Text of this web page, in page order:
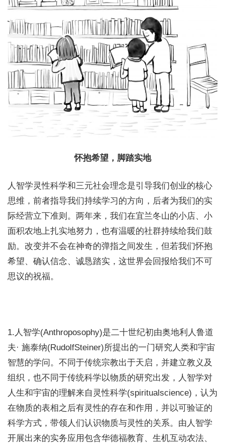
怀抱希望，脚踏实地
人智学灵性科学和三元社会理念是引导我们创业的核心
思维，前者指导我们持续学习的方向，后者为我们的实
际经营立下准则。两年来，我们在宜兰冬山的小店、小
面积农地上扎实地努力，也有温暖的社群持续给我们鼓
励。改变并不会在神奇的弹指之间发生，但若我们怀抱
希望、确认信念、诚恳踏实，这世界会回报给我们不可
思议的祝福。
1.人智学(Anthroposophy)是二十世纪初由奥地利人鲁道
夫· 施泰纳(RudolfSteiner)所提出的一门研究人类和宇宙
智慧的学问。不同于传统宗教出于天启，并建立教义及
组织，也不同于传统科学以物质的研究出发，人智学对
人生和宇宙的理解来自灵性科学(spiritualscience)，认为
在物质的表相之后有灵性的存在和作用，并以可验证的
科学方式，带领人们认识物质与灵性的关系。由人智学
开展出来的实务应用包含华德福教育、生机互动农法、